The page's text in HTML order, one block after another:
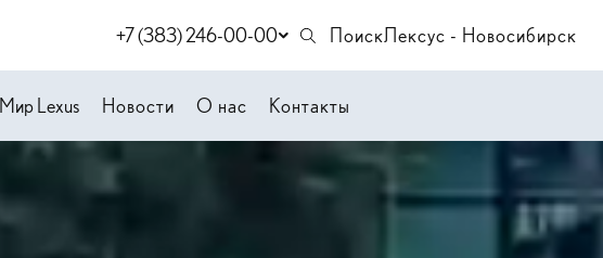
+7 (383) 246-00-00 ПоискЛексус - Новосибирск
Мир Lexus Новости О нас Контакты